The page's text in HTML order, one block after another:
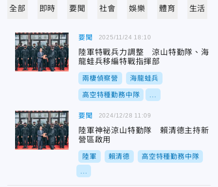
全部 即時 要聞 社會 娛樂 體育 生活
要聞
陸軍特戰兵力調整 涼山特勤隊、海
龍蛙兵移編特戰指揮部
兩棲偵察營 海龍蛙兵
高空特種勤務中隊
2025/11/24 18:10
要聞
陸軍神祕涼山特勤隊 賴清德主持新
營區啟用
陸軍 賴清德 高空特種勤務中隊
2024/12/28 11:09